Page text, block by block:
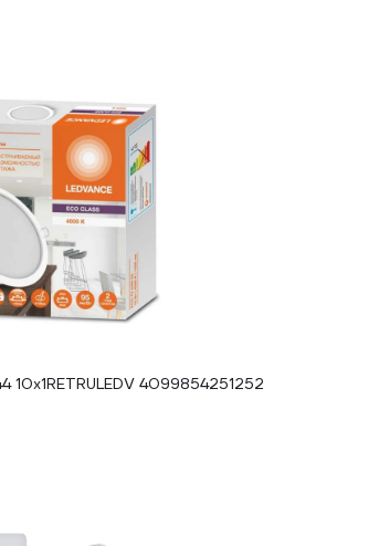
10x1RETRULEDV 4099854251252